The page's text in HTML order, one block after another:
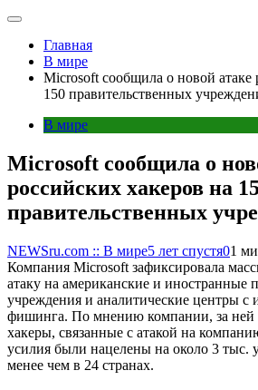
Главная
В мире
Microsoft сообщила о новой атаке
150 правительственных
В мире
Microsoft сообщила о
российских хакеров на
правительственных
NEWSru.com :: В мире5 лет спустя01
Компания Microsoft зафиксировала
атаку на американские и иностранные
учреждения и аналитические центры с
фишинга. По мнению компании, за ней
хакеры, связанные с атакой на
усилия были нацелены на около 3 тыс.
менее чем в 24 странах.